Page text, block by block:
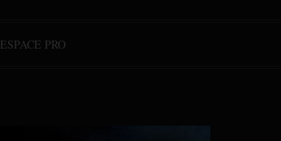
ESPACE PRO